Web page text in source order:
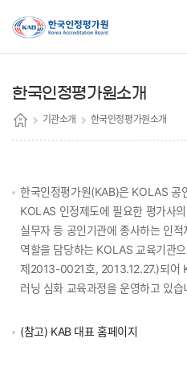
한국인정평가원소개
기관소개 한국인정평가원소개
한국인정평가원(KAB)은 KOLAS 공
KOLAS 인정제도에 필요한 평가사
실무자 등 공인기관에 종사하는 인
역할을 담당하는 KOLAS 교육기관
제2013-0021호, 2013.12.27.)되어
러닝 심화 교육과정을 운영하고 있습
(참고) KAB 대표 홈페이지